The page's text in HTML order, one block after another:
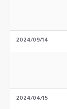
2024/09/14
2024/04/15